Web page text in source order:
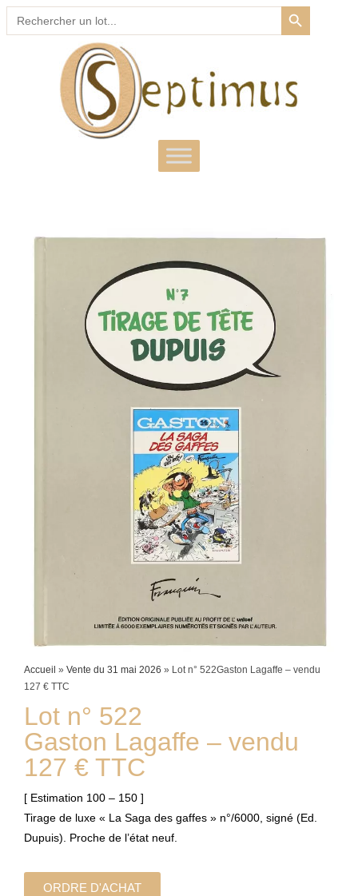
Search
for:
SEARCH BUTTON
Accueil » Vente du 31 mai 2026 » Lot n° 522Gaston Lagaffe – vendu
127 € TTC
Lot n° 522
Gaston Lagaffe – vendu
127 € TTC
[ Estimation 100 – 150 ]
Tirage de luxe « La Saga des gaffes » n°/6000, signé (Ed.
Dupuis). Proche de l’état neuf.
ORDRE D'ACHAT